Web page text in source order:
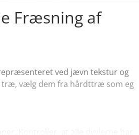
Fræsning af
ved jævn tekstur og
træ, vælg dem fra hårdttræ som eg